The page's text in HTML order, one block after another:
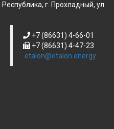
г. Прохладный, ул.
+7 (86631) 4-66-01
+7 (86631) 4-47-23
etalon@etalon.energy